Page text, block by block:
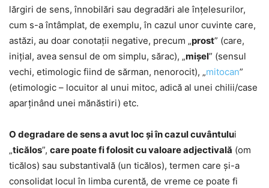
lărgiri de sens, înnobilări sau degradări ale înțelesurilor,
cum s-a întâmplat, de exemplu, în cazul unor cuvinte care,
astăzi, au doar conotații negative, precum „prost” (care,
inițial, avea sensul de om simplu, sărac), „mișel” (sensul
vechi, etimologic fiind de sărman, nenorocit), „mitocan”
(etimologic – locuitor al unui mitoc, adică al unei chilii/case
aparținând unei mănăstiri) etc.
O degradare de sens a avut loc și în cazul cuvântului
„ticălos”, care poate fi folosit cu valoare adjectivală (om
ticălos) sau substantivală (un ticălos), termen care și-a
consolidat locul în limba curentă, de vreme ce poate fi